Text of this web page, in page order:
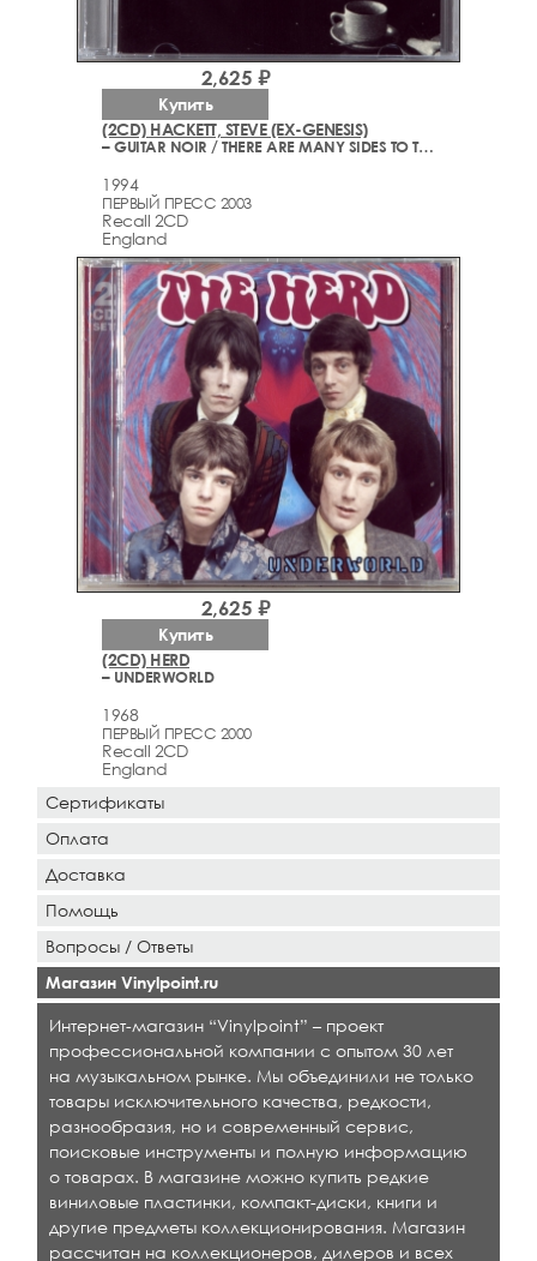
(2CD) HACKETT, STEVE (EX-GENESIS)
– GUITAR NOIR / THERE ARE MANY SIDES TO THE NIGHT (1993-1994)
1994
ПЕРВЫЙ ПРЕСС 2003
Recall 2CD
England
2,625 ₽
Купить
(2CD) HERD
– UNDERWORLD
1968
ПЕРВЫЙ ПРЕСС 2000
Recall 2CD
England
2,625 ₽
Купить
Сертификаты
Оплата
Доставка
Помощь
Вопросы / Ответы
Магазин Vinylpoint.ru
Интернет-магазин “Vinylpoint” – проект
профессиональной компании с опытом 30 лет
на музыкальном рынке. Мы объединили не только
товары исключительного качества, редкости,
разнообразия, но и современный сервис,
поисковые инструменты и полную информацию
о товарах. В магазине можно купить редкие
виниловые пластинки, компакт-диски, книги и
другие предметы коллекционирования. Магазин
рассчитан на коллекционеров, дилеров и всех